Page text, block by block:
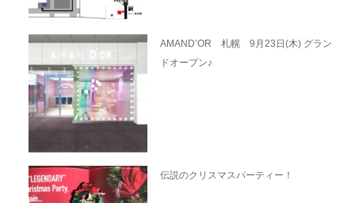
AMAND’OR 札幌 9月23日(木) グラン
ドオープン♪
伝説のクリスマスパーティー！